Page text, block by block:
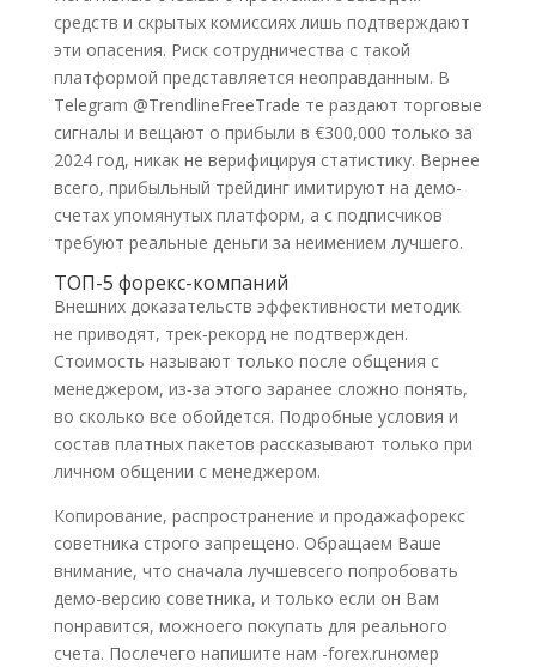
средств и скрытых комиссиях лишь подтверждают
эти опасения. Риск сотрудничества с такой
платформой представляется неоправданным. В
Telegram @TrendlineFreeTrade те раздают торговые
сигналы и вещают о прибыли в €300,000 только за
2024 год, никак не верифицируя статистику. Вернее
всего, прибыльный трейдинг имитируют на демо-
счетах упомянутых платформ, а с подписчиков
требуют реальные деньги за неимением лучшего.
ТОП-5 форекс-компаний
Внешних доказательств эффективности методик
не приводят, трек‑рекорд не подтвержден.
Стоимость называют только после общения с
менеджером, из‑за этого заранее сложно понять,
во сколько все обойдется. Подробные условия и
состав платных пакетов рассказывают только при
личном общении с менеджером.
Копирование, распространение и продажафорекс
советника строго запрещено. Обращаем Ваше
внимание, что сначала лучшевсего попробовать
демо-версию советника, и только если он Вам
понравится, можноего покупать для реального
счета. Послечего напишите нам -forex.ruномер